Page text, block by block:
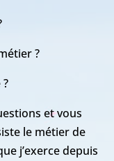
?
et vous
le métier de
j’exerce depuis